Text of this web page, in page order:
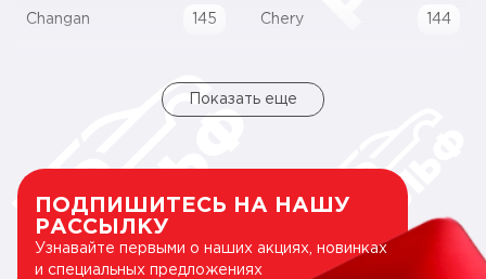
Changan 145 Chery 144
Показать еще
ПОДПИШИТЕСЬ НА НАШУ
РАССЫЛКУ
Узнавайте первыми о наших акциях, новинках
и специальных предложениях